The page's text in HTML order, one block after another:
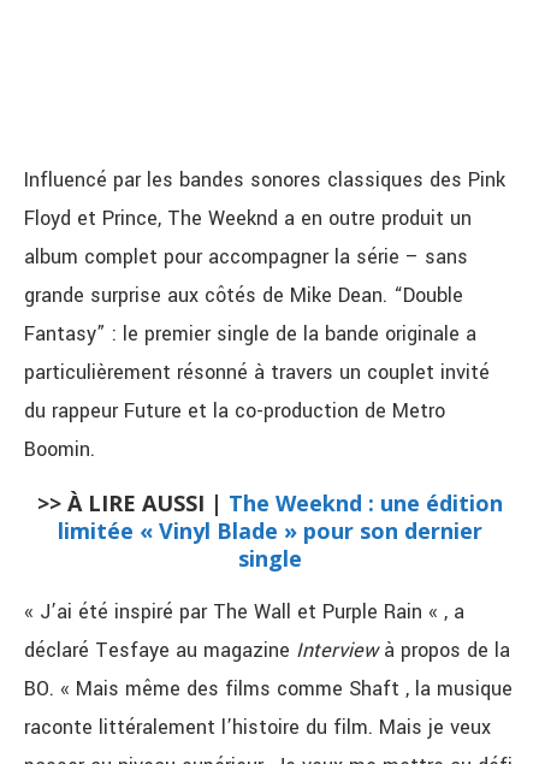
Influencé par les bandes sonores classiques des Pink
Floyd et Prince, The Weeknd a en outre produit un
album complet pour accompagner la série – sans
grande surprise aux côtés de Mike Dean. “Double
Fantasy” : le premier single de la bande originale a
particulièrement résonné à travers un couplet invité
du rappeur Future et la co-production de Metro
Boomin.
>> À LIRE AUSSI | The Weeknd : une édition
limitée « Vinyl Blade » pour son dernier
single
« J’ai été inspiré par The Wall et Purple Rain « , a
déclaré Tesfaye au magazine Interviewà propos de la
BO. « Mais même des films comme Shaft , la musique
raconte littéralement l’histoire du film. Mais je veux